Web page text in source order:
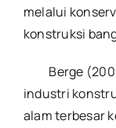
melalui
konstruksi
Berge
industri
alam terbesar